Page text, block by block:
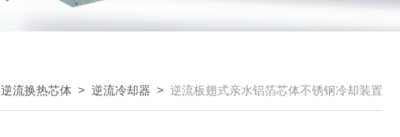
逆流换热芯体 > 逆流冷却器 > 逆流板翅式亲水铝箔芯体不锈钢冷却装置